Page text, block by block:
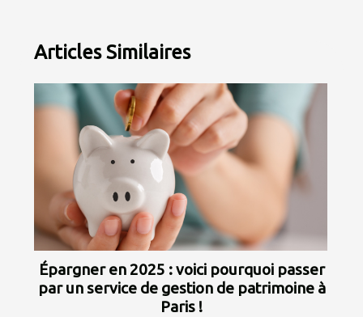
Articles Similaires
Épargner en 2025 : voici pourquoi passer
par un service de gestion de patrimoine à
Paris !